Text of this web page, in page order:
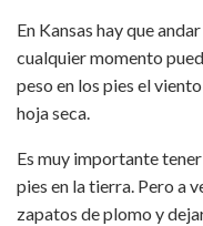
En Kansas hay que
cualquier momento
peso en los pies el
hoja seca.
Es muy importante
pies en la tierra. Pero a
zapatos de plomo y